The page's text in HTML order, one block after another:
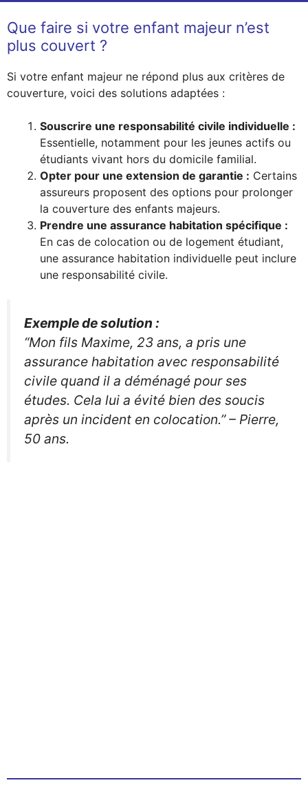
Que faire si votre enfant majeur n’est
plus couvert ?
Si votre enfant majeur ne répond plus aux critères de
couverture, voici des solutions adaptées :
Souscrire une responsabilité civile individuelle :
Essentielle, notamment pour les jeunes actifs ou
étudiants vivant hors du domicile familial.
Opter pour une extension de garantie : Certains
assureurs proposent des options pour prolonger
la couverture des enfants majeurs.
Prendre une assurance habitation spécifique :
En cas de colocation ou de logement étudiant,
une assurance habitation individuelle peut inclure
une responsabilité civile.
Exemple de solution :
“Mon fils Maxime, 23 ans, a pris une
assurance habitation avec responsabilité
civile quand il a déménagé pour ses
études. Cela lui a évité bien des soucis
après un incident en colocation.” – Pierre,
50 ans.